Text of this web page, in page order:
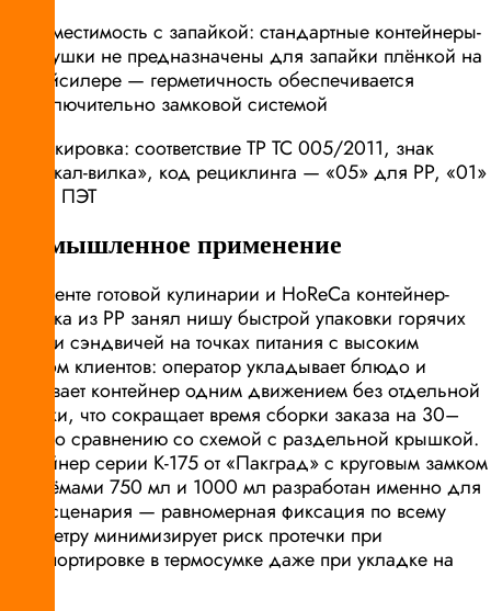
совместимость с запайкой: стандартные контейнеры-
ракушки не предназначены для запайки плёнкой на
трейсилере — герметичность обеспечивается
исключительно замковой системой
маркировка: соответствие ТР ТС 005/2011, знак
«бокал-вилка», код рециклинга — «05» для PP, «01»
для ПЭТ
Промышленное применение
В сегменте готовой кулинарии и HoReCa контейнер-
ракушка из PP занял нишу быстрой упаковки горячих
блюд и сэндвичей на точках питания с высоким
потоком клиентов: оператор укладывает блюдо и
закрывает контейнер одним движением без отдельной
крышки, что сокращает время сборки заказа на 30–
40% по сравнению со схемой с раздельной крышкой.
Контейнер серии К-175 от «Пакград» с круговым замком
и объёмами 750 мл и 1000 мл разработан именно для
этого сценария — равномерная фиксация по всему
периметру минимизирует риск протечки при
транспортировке в термосумке даже при укладке на